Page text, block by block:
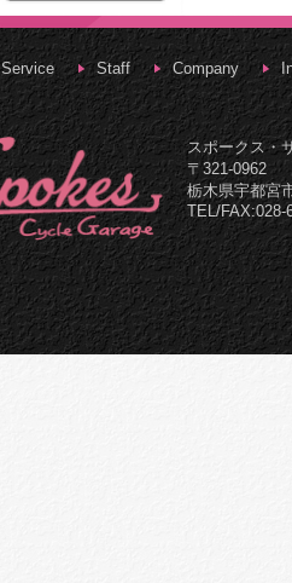
Service Staff Company
スポークス・
〒321-0962
栃木県宇都宮
TEL/FAX:028-